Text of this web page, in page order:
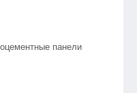
панели